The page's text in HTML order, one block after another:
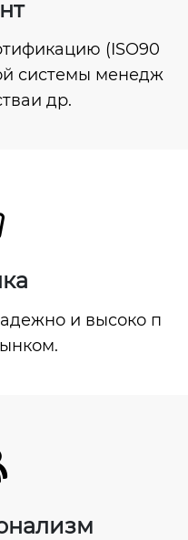
(ISO90
системы менедж
др.
и высоко п